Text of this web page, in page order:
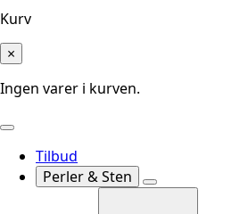
Kurv
×
Ingen varer i kurven.
Tilbud
Perler & Sten